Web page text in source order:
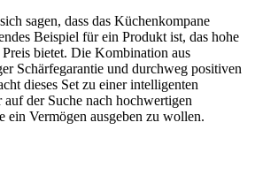
sagen, dass das Küchenkompane
Beispiel für ein Produkt ist, das hohe
bietet. Die Kombination aus
Schärfegarantie und durchweg positiven
dieses Set zu einer intelligenten
der Suche nach hochwertigen
ein Vermögen ausgeben zu wollen.